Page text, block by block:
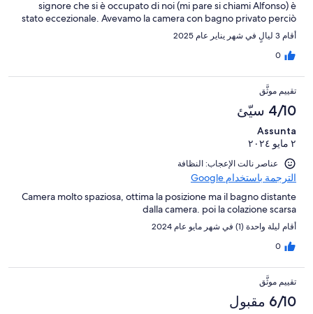
signore che si è occupato di noi (mi pare si chiami Alfonso) è
stato eccezionale. Avevamo la camera con bagno privato perciò
è possibile prenotare questa se non si vuole condividere i servizi
con altri. Lo consiglio vivamente.
أقام 3 ليالٍ في شهر يناير عام 2025
0
تقييم موثَّق
4/10 سيّئ
Assunta
٢ مايو ٢٠٢٤
عناصر نالت الإعجاب: النظافة
الترجمة باستخدام Google
Camera molto spaziosa, ottima la posizione ma il bagno distante
dalla camera. poi la colazione scarsa
أقام ليلة واحدة (1) في شهر مايو عام 2024
0
تقييم موثَّق
6/10 مقبول